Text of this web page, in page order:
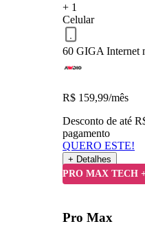
+ 1
Celular
60 GIGA Internet
R$ 159,99/mês
Desconto de até
pagamento
QUERO ESTE!
+ Detalhes
PRO MAX TECH
Pro Max